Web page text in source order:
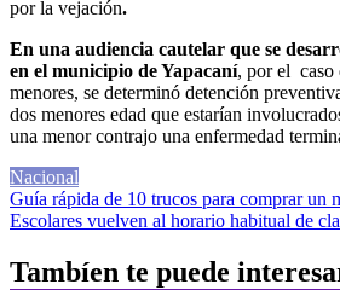
por la vejación.
En una audiencia cautelar que se
en el municipio de Yapacaní, por el caso
menores, se determinó detención
dos menores edad que estarían
una menor contrajo una enfermedad
Nacional
Navegación
de
entradas
Guía rápida de 10 trucos para comprar un
Escolares vuelven al horario habitual de
Tambíen te puede